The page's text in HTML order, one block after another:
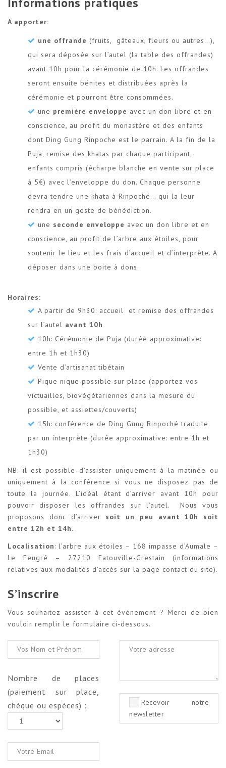
A apporter:
une offrande (fruits, gâteaux, fleurs ou autres…),
qui sera déposée sur l’autel (la table des offrandes)
avant 10h pour la cérémonie de 10h. Les offrandes
seront ensuite bénites et distribuées après la
cérémonie et pourront être consommées.
une première enveloppe avec un don libre et en
conscience, au profit du monastère et des enfants
dont Ding Gung Rinpoche est le parrain. A la fin de la
Puja, remise des khatas par chaque participant,
enfants compris (écharpe blanche en vente sur place
à 5€) avec l’enveloppe du don. Chaque personne
devra tendre une khata à Rinpoché… qui la leur
rendra en un geste de bénédiction.
une seconde enveloppe avec un don libre et en
conscience, au profit de l’arbre aux étoiles, pour
soutenir le lieu et les frais d’accueil et d’interprète. A
déposer dans une boite à dons.
Horaires:
A partir de 9h30: accueil et remise des offrandes
sur l’autel avant 10h
10h: Cérémonie de Puja (durée approximative:
entre 1h et 1h30)
Vente d’artisanat tibétain
Pique nique possible sur place (apportez vos
victuailles, biovégétariennes dans la mesure du
possible, et assiettes/couverts)
15h: conférence de Ding Gung Rinpoché traduite
par un interprète (durée approximative: entre 1h et
1h30)
NB: il est possible d’assister uniquement à la matinée ou
uniquement à la conférence si vous ne disposez pas de
toute la journée. L’idéal étant d’arriver avant 10h pour
pouvoir disposer les offrandes sur l’autel. Nous vous
proposons donc d’arriver soit un peu avant 10h soit
entre 12h et 14h.
Localisation: l’arbre aux étoiles – 168 impasse d’Aumale –
Le Feugré – 27210 Fatouville-Grestain (informations
relatives aux modalités d’accès sur la page contact du site).
S’inscrire
Vous souhaitez assister à cet événement ? Merci de bien
vouloir remplir le formulaire ci-dessous.
Nombre de places
(paiement sur place,
chèque ou espèces) :
Recevoir notre
newsletter